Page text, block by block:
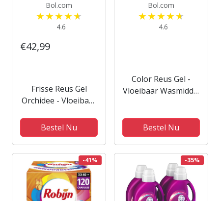
Bol.com
4.6
€42,99
Frisse Reus Gel
Orchidee - Vloeibaar
Gekleurde Was -
Frisse Geurbeleving
- 100 Wasbeurten -
Grootverpakking
Bestel Nu
Bol.com
4.6
Color Reus Gel -
Vloeibaar Wasmiddel
Grootverpakking
Bestel Nu
-41% -35%